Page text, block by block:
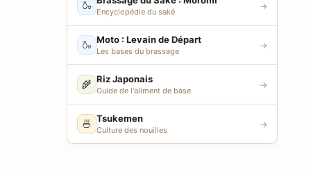
🍶
Encyclopédie du saké
→
🍶 Moto : Levain de Départ
Les bases du brassage
→
🌾 Riz Japonais
Guide de l'aliment de base
→
🍜 Tsukemen
Culture des nouilles
→